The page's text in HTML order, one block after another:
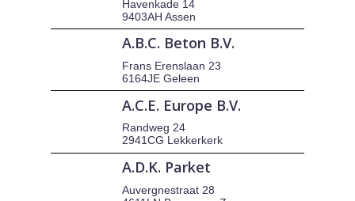
Havenkade 14
9403AH Assen
A.B.C. Beton B.V.
Frans Erenslaan 23
6164JE Geleen
A.C.E. Europe B.V.
Randweg 24
2941CG Lekkerkerk
A.D.K. Parket
Auvergnestraat 28